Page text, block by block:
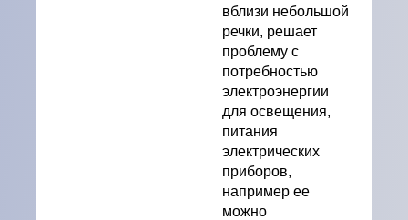
вблизи небольшой
речки, решает
проблему с
потребностью
электроэнергии
для освещения,
питания
электрических
приборов,
например ее
можно